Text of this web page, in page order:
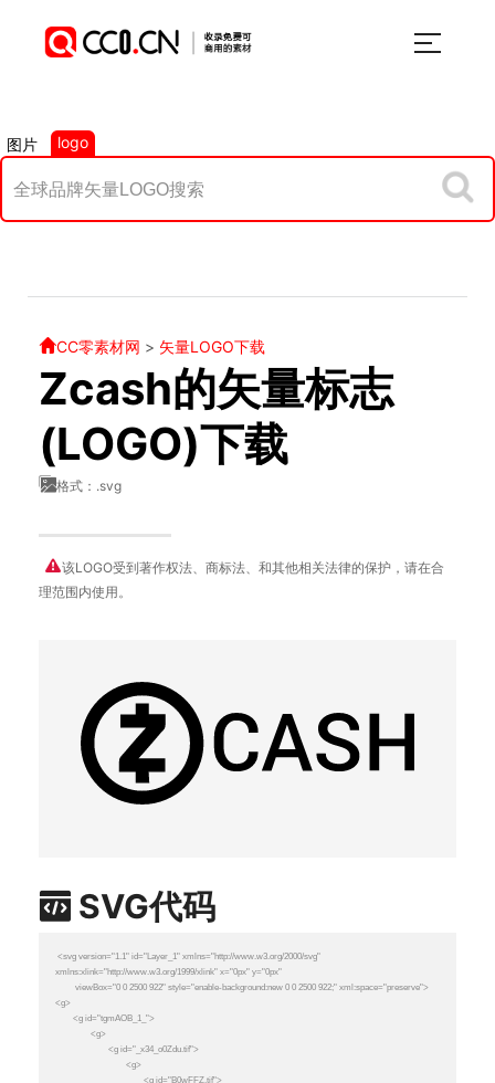
图片 logo
CC零素材网 > 矢量LOGO下载
Zcash的矢量标志
(LOGO)下载
格式：.svg
该LOGO受到著作权法、商标法、和其他相关法律的保护，请在合
理范围内使用。
SVG代码